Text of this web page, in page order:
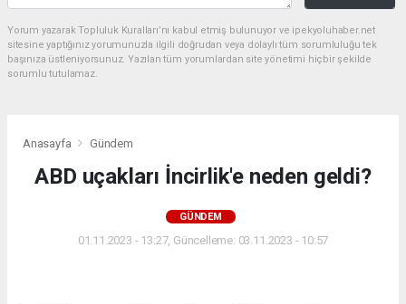
Yorum yazarak Topluluk Kuralları’nı kabul etmiş bulunuyor ve ipekyoluhaber.net
sitesine yaptığınız yorumunuzla ilgili doğrudan veya dolaylı tüm sorumluluğu tek
başınıza üstleniyorsunuz. Yazılan tüm yorumlardan site yönetimi hiçbir şekilde
sorumlu tutulamaz.
Anasayfa Gündem
ABD uçakları İncirlik'e neden geldi?
GÜNDEM
01.11.2023 - 13:27, Güncelleme: 03.11.2023 - 10:57